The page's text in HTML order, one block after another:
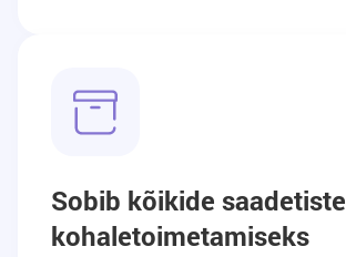
Sobib kõikide saadetiste
kohaletoimetamiseks